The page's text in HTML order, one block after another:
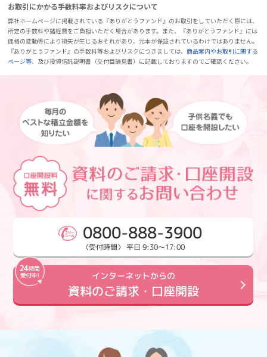
お取引にかかる手数料率およびリスクについて
弊社ホームページに掲載されている『ありがとうファンド』のお取引をしていただく際には、
所定の手数料や諸経費をご負担いただく場合があります。また、『ありがとうファンド』には
価格の変動等により損失が生じるおそれがあり、元本が保証されているわけではありません。
『ありがとうファンド』の手数料等およびリスクにつきましては、商品案内やお取引に関する
ページ等、及び投資信託説明書（交付目論見書）に記載しておりますのでご確認ください。
0800-888-3900
〈受付時間〉 平日 9:30～17:00
インターネットからの
資料のご請求・口座開設